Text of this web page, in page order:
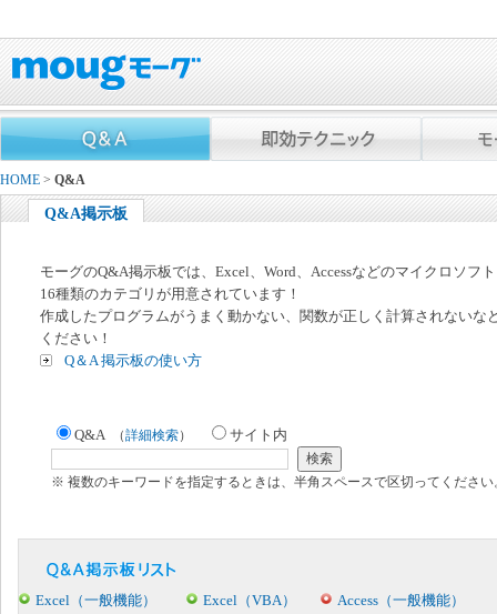
HOME > Q&A
Q&A掲示板
モーグのQ&A掲示板では、Excel、Word、Accessなどのマイクロソフ
16種類のカテゴリが用意されています！
作成したプログラムがうまく動かない、関数が正しく計算されないな
ください！
Q＆A 掲示板の使い方
Q&A （詳細検索） サイト内
※ 複数のキーワードを指定するときは、半角スペースで区切ってください
Excel（一般機能） Excel（VBA）
Access（一般機能）